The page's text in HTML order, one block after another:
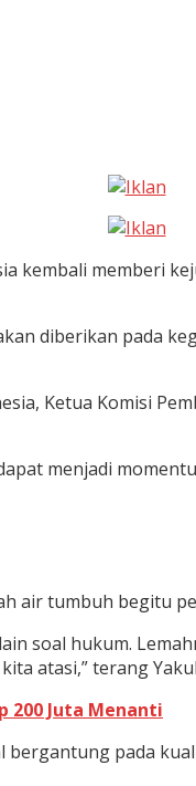
kembali memberi
diberikan pada
Ketua Komisi
menjadi
air tumbuh begitu
soal hukum.
atasi,” terang
200 Juta Menanti
pada